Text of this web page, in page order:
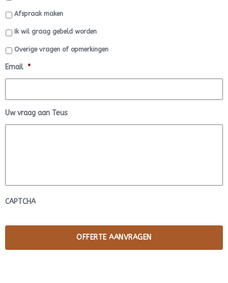
Afspraak maken
Ik wil graag gebeld worden
Overige vragen of opmerkingen
Email *
Uw vraag aan Teus
CAPTCHA